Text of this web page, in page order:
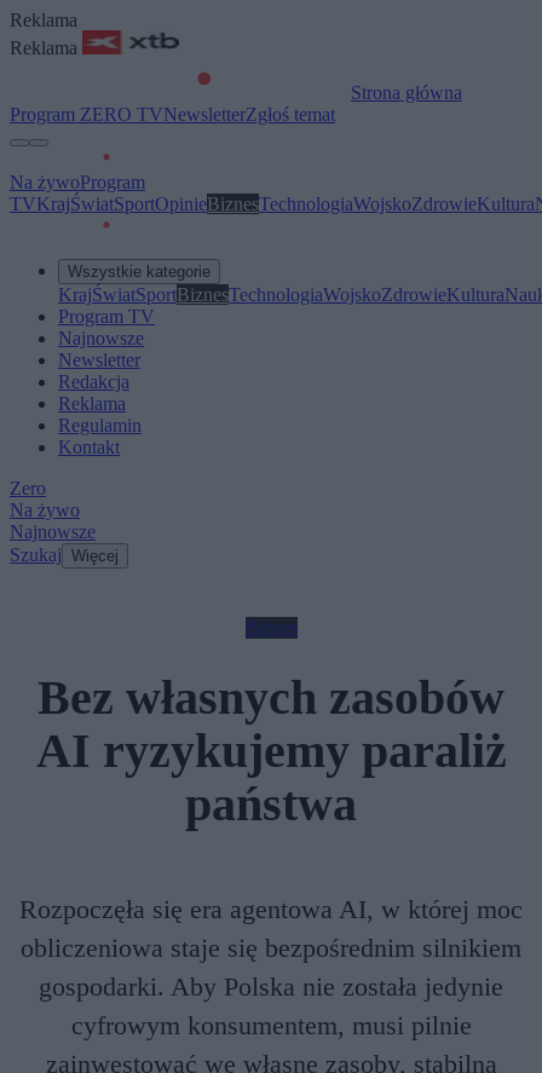
Reklama
Reklama
Strona główna
Program ZERO TVNewsletterZgłoś temat
Na żywoProgram
TVKrajŚwiatSportOpinieBiznesTechnologiaWojskoZdrowieKultura
Wszystkie kategorie
KrajŚwiatSportBiznesTechnologiaWojskoZdrowieKultura
Program TV
Najnowsze
Newsletter
Redakcja
Reklama
Regulamin
Kontakt
Zero
Na żywo
Najnowsze
Szukaj Więcej
Biznes
Bez własnych zasobów
AI ryzykujemy paraliż
państwa
Rozpoczęła się era agentowa AI, w której moc
obliczeniowa staje się bezpośrednim silnikiem
gospodarki. Aby Polska nie została jedynie
cyfrowym konsumentem, musi pilnie
zainwestować we własne zasoby, stabilną